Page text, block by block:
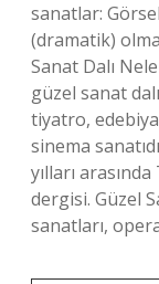
sanatlar:
(dramatik)
Sanat Dalı
güzel sanat
tiyatro,
sinema
yılları
dergisi. Güzel
sanatları,